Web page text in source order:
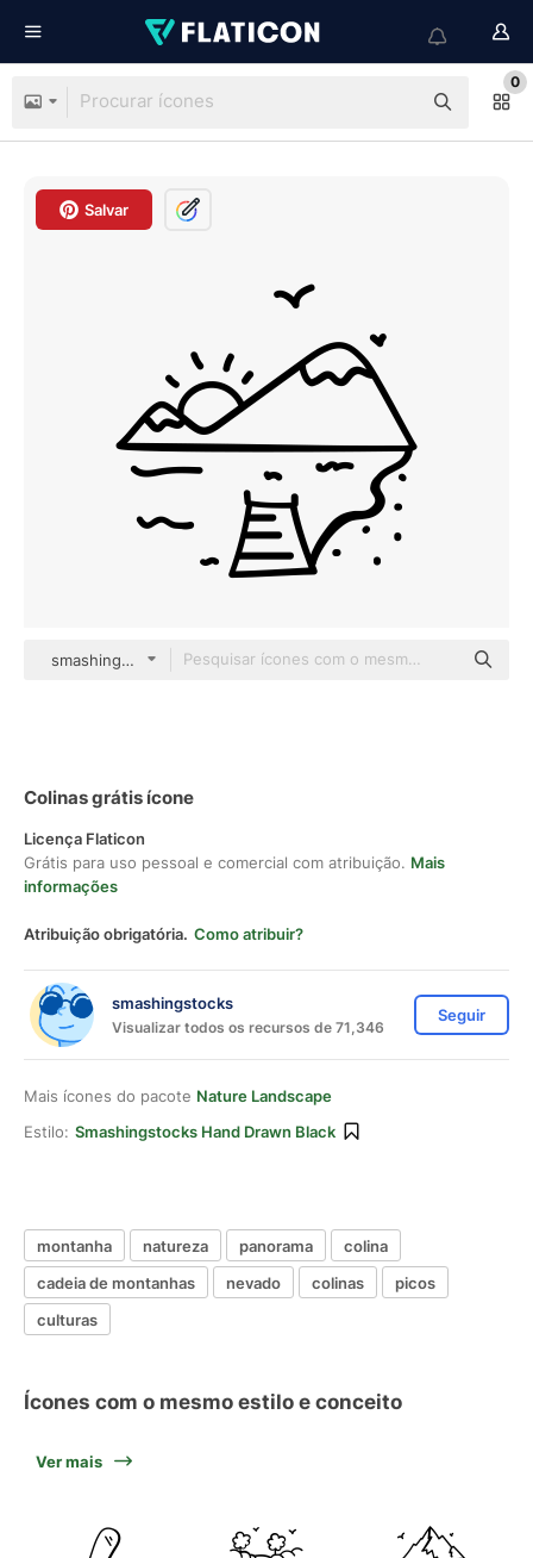
0
Salvar
smashingstocks Hand Drawn Black
Colinas grátis ícone
Licença Flaticon
Grátis para uso pessoal e comercial com atribuição. Mais
informações
Atribuição obrigatória. Como atribuir?
smashingstocks
Visualizar todos os recursos de 71,346
Seguir
Mais ícones do pacote Nature Landscape
Estilo: Smashingstocks Hand Drawn Black
montanha natureza panorama
colina
cadeia de montanhas
nevado colinas
picos
culturas
Ícones com o mesmo estilo e conceito
Ver mais